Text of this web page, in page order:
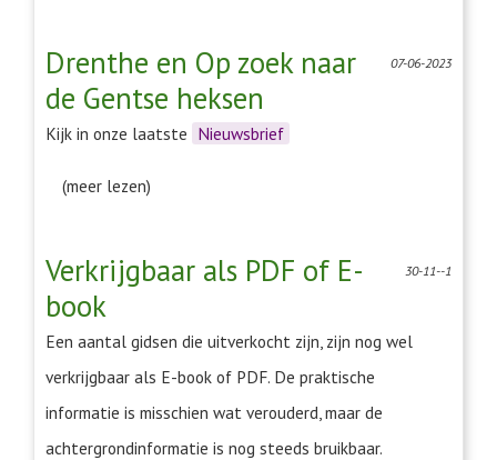
07-06-2023
Drenthe en Op zoek naar
de Gentse heksen
Kijk in onze laatste Nieuwsbrief
(meer lezen)
30-11--1
Verkrijgbaar als PDF of E-
book
Een aantal gidsen die uitverkocht zijn, zijn nog wel
verkrijgbaar als E-book of PDF. De praktische
informatie is misschien wat verouderd, maar de
achtergrondinformatie is nog steeds bruikbaar.